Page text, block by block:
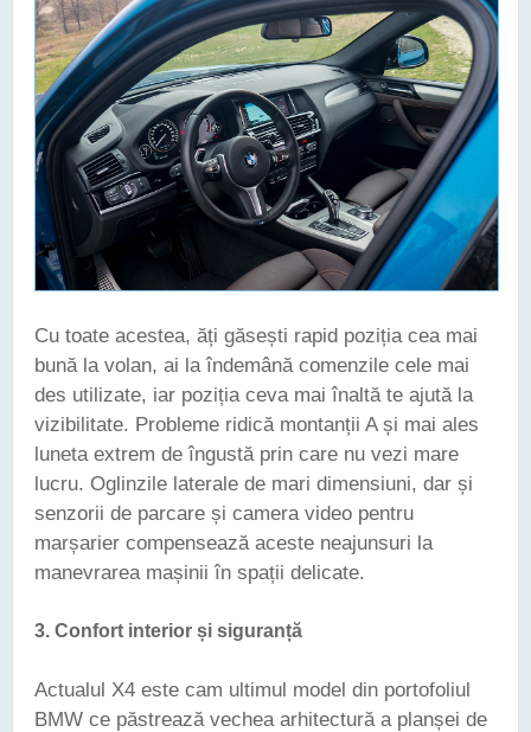
Cu toate acestea, ăți găsești rapid poziția cea mai
bună la volan, ai la îndemână comenzile cele mai
des utilizate, iar poziția ceva mai înaltă te ajută la
vizibilitate. Probleme ridică montanții A și mai ales
luneta extrem de îngustă prin care nu vezi mare
lucru. Oglinzile laterale de mari dimensiuni, dar și
senzorii de parcare și camera video pentru
marșarier compensează aceste neajunsuri la
manevrarea mașinii în spații delicate.
3. Confort interior și siguranță
Actualul X4 este cam ultimul model din portofoliul
BMW ce păstrează vechea arhitectură a planșei de